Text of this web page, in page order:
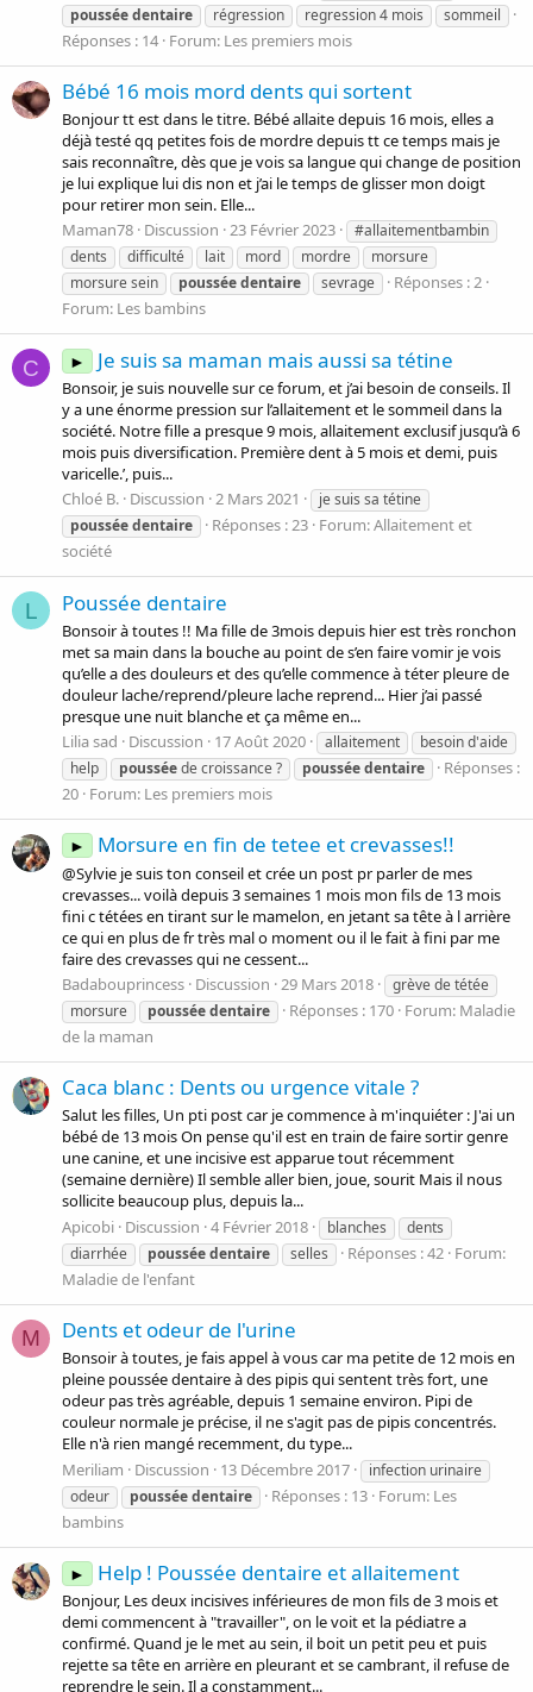
pousséedentaire régression regression 4 mois sommeil
Réponses : 14 Forum: Les premiers mois
Bébé 16 mois mord dents qui sortent
Bonjour tt est dans le titre. Bébé allaite depuis 16 mois, elles a
déjà testé qq petites fois de mordre depuis tt ce temps mais je
sais reconnaître, dès que je vois sa langue qui change de position
je lui explique lui dis non et j’ai le temps de glisser mon doigt
pour retirer mon sein. Elle...
Maman78 Discussion 23 Février 2023
#allaitementbambin
dents
difficulté lait mord mordre
morsure
morsure sein
pousséedentaire sevrage
Réponses : 2
Forum: Les bambins
C ► Je suis sa maman mais aussi sa tétine
Bonsoir, je suis nouvelle sur ce forum, et j’ai besoin de conseils. Il
y a une énorme pression sur l’allaitement et le sommeil dans la
société. Notre fille a presque 9 mois, allaitement exclusif jusqu’à 6
mois puis diversification. Première dent à 5 mois et demi, puis
varicelle.’, puis...
Chloé B. Discussion 2 Mars 2021
je suis sa tétine
pousséedentaire Réponses : 23 Forum:Allaitement et
société
L Poussée dentaire
Bonsoir à toutes !! Ma fille de 3mois depuis hier est très ronchon
met sa main dans la bouche au point de s’en faire vomir je vois
qu’elle a des douleurs et des qu’elle commence à téter pleure de
douleur lache/reprend/pleure lache reprend... Hier j’ai passé
presque une nuit blanche et ça même en...
Lilia sad
Discussion 17 Août 2020 allaitement
besoin d'aide
help
pousséede croissance ? pousséedentaire
Réponses :
20 Forum: Les premiers mois
► Morsure en fin de tetee et crevasses!!
@Sylvie je suis ton conseil et crée un post pr parler de mes
crevasses... voilà depuis 3 semaines 1 mois mon fils de 13 mois
fini c tétées en tirant sur le mamelon, en jetant sa tête à l arrière
ce qui en plus de fr très mal o moment ou il le fait à fini par me
faire des crevasses qui ne cessent...
Badabouprincess Discussion 29 Mars 2018
grève de tétée
morsure
pousséedentaire Réponses : 170 Forum: Maladie
de la maman
Caca blanc : Dents ou urgence vitale ?
Salut les filles, Un pti post car je commence à m'inquiéter : J'ai un
bébé de 13 mois On pense qu'il est en train de faire sortir genre
une canine, et une incisive est apparue tout récemment
(semaine dernière) Il semble aller bien, joue, sourit Mais il nous
sollicite beaucoup plus, depuis la...
Apicobi Discussion 4 Février 2018 blanches
dents
diarrhée
pousséedentaire selles Réponses : 42 Forum:
Maladie de l'enfant
M Dents et odeur de l'urine
Bonsoir à toutes, je fais appel à vous car ma petite de 12 mois en
pleine poussée dentaire à des pipis qui sentent très fort, une
odeur pas très agréable, depuis 1 semaine environ. Pipi de
couleur normale je précise, il ne s'agit pas de pipis concentrés.
Elle n'à rien mangé recemment, du type...
Meriliam
Discussion 13 Décembre 2017
infection urinaire
odeur
pousséedentaire Réponses : 13 Forum: Les
bambins
► Help ! Poussée dentaire et allaitement
Bonjour, Les deux incisives inférieures de mon fils de 3 mois et
demi commencent à "travailler", on le voit et la pédiatre a
confirmé. Quand je le met au sein, il boit un petit peu et puis
rejette sa tête en arrière en pleurant et se cambrant, il refuse de
reprendre le sein. Il a constamment...